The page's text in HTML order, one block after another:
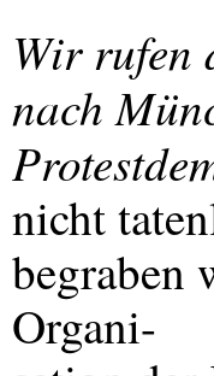
Wir rufen
nach
nicht
begraben
Organi-